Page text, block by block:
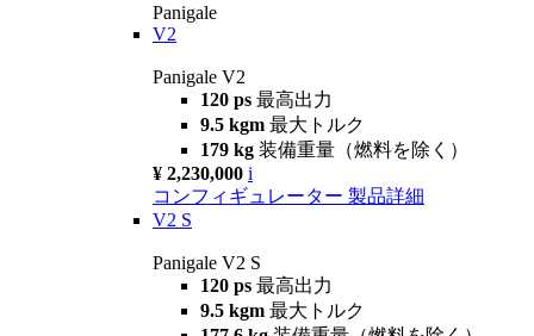
Panigale
V2
Panigale V2
120 ps 最高出力
9.5 kgm 最大トルク
179 kg 装備重量（燃料を除く）
¥ 2,230,000 i
コンフィギュレーター 製品詳細
V2 S
Panigale V2 S
120 ps 最高出力
9.5 kgm 最大トルク